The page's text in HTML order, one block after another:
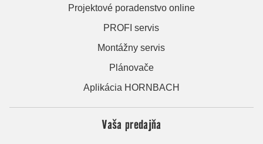
Projektové poradenstvo online
PROFI servis
Montážny servis
Plánovače
Aplikácia HORNBACH
Vaša predajňa